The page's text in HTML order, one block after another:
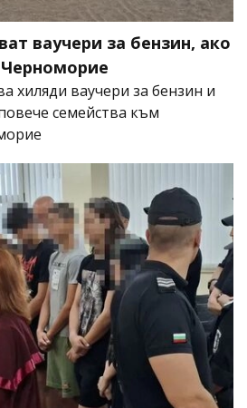
ваучери за бензин, ако
хиляди ваучери за бензин и
семейства към